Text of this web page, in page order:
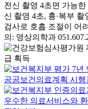
전신 촬영 4초면 가능한
신 촬영 4초, 흉·복부
검사로 호흡 조절이 어
의: 영상의학과